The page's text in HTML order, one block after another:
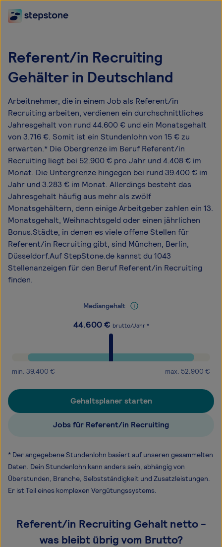
Referent/in Recruiting
Gehälter in Deutschland
Arbeitnehmer, die in einem Job als Referent/in
Recruiting arbeiten, verdienen ein durchschnittliches
Jahresgehalt von rund 44.600 € und ein Monatsgehalt
von 3.716 €. Somit ist ein Stundenlohn von 15 € zu
erwarten.* Die Obergrenze im Beruf Referent/in
Recruiting liegt bei 52.900 € pro Jahr und 4.408 € im
Monat. Die Untergrenze hingegen bei rund 39.400 € im
Jahr und 3.283 € im Monat. Allerdings besteht das
Jahresgehalt häufig aus mehr als zwölf
Monatsgehältern, denn einige Arbeitgeber zahlen ein 13.
Monatsgehalt, Weihnachtsgeld oder einen jährlichen
Bonus.Städte, in denen es viele offene Stellen für
Referent/in Recruiting gibt, sind München, Berlin,
Düsseldorf.Auf StepStone.de kannst du 1043
Stellenanzeigen für den Beruf Referent/in Recruiting
finden.
Mediangehalt
44.600€ brutto/Jahr *
min. 39.400 € max. 52.900 €
Gehaltsplaner starten
Jobs für Referent/in Recruiting
* Der angegebene Stundenlohn basiert auf unseren gesammelten
Daten. Dein Stundenlohn kann anders sein, abhängig von
Überstunden, Branche, Selbstständigkeit und Zusatzleistungen.
Er ist Teil eines komplexen Vergütungssystems.
Referent/in Recruiting Gehalt netto -
was bleibt übrig vom Brutto?